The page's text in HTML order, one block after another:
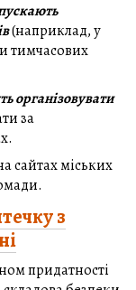
(наприклад, у
тимчасових
організовувати
за
сайтах міських
з
придатності